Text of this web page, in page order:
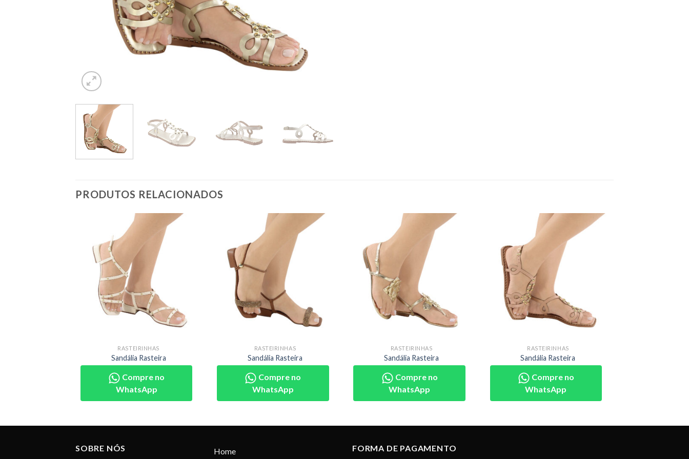
PRODUTOS RELACIONADOS
RASTEIRINHAS
Sandália Rasteira
Compre no
WhatsApp
RASTEIRINHAS
Sandália Rasteira
Compre no
WhatsApp
RASTEIRINHAS
Sandália Rasteira
Compre no
WhatsApp
RASTEIRINHAS
Sandália Rasteira
Compre no
WhatsApp
SOBRE NÓS Home FORMA DE PAGAMENTO